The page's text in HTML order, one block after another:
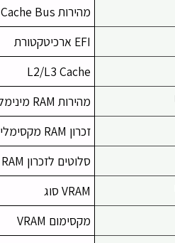
מהירות Cache Bus
EFI ארכיטקטורת
L2/L3 Cache
מהירות RAM מינימלית
זכרון RAM מקסימלי
סלוטים לזכרון RAM
VRAM סוג
מקסימום VRAM